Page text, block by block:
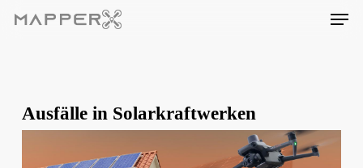
Menu
Ausfälle in Solarkraftwerken